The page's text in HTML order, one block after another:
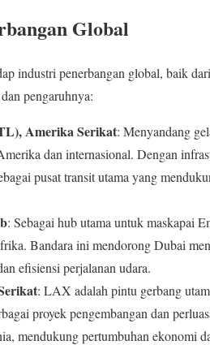
Global
industri penerbangan global, baik
pengaruhnya:
Amerika Serikat: Menyandang
dan internasional. Dengan
pusat transit utama yang
: Sebagai hub utama untuk maskapai
Bandara ini mendorong Dubai
efisiensi perjalanan udara.
: LAX adalah pintu gerbang
proyek pengembangan dan
mendukung pertumbuhan ekonomi